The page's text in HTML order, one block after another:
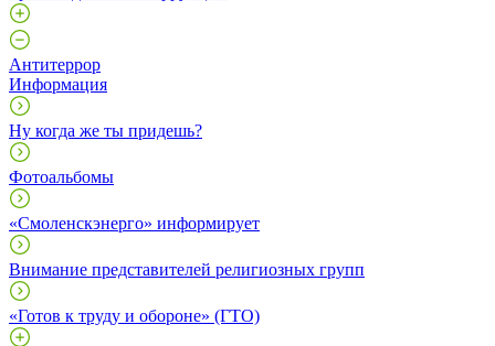
Антитеррор
Информация
Ну когда же ты придешь?
Фотоальбомы
«Смоленскэнерго» информирует
Внимание представителей религиозных групп
«Готов к труду и обороне» (ГТО)